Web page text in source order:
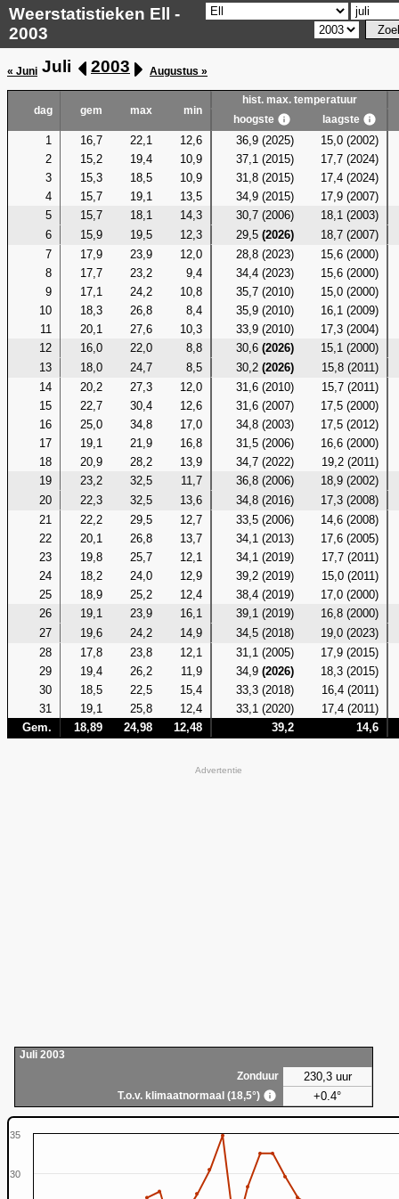
Weerstatistieken Ell -
2003
« Juni Juli 2003 Augustus »
dag gem max min
hist. max. temperatuur
hoogste
laagste
1 16,7 22,1 12,6 36,9 (2025)
15,0 (2002)
2
15,2 19,4 10,9 37,1 (2015)
17,7 (2024)
3
15,3 18,5 10,9 31,8 (2015)
17,4 (2024)
4
15,7 19,1 13,5 34,9 (2015)
17,9 (2007)
5
15,7 18,1 14,3 30,7 (2006)
18,1 (2003)
6
15,9 19,5 12,3 29,5(2026)
18,7 (2007)
7
17,9 23,9 12,0 28,8 (2023)
15,6 (2000)
8
17,7 23,2 9,4 34,4 (2023)
15,6 (2000)
9
17,1 24,2 10,8 35,7 (2010)
15,0 (2000)
10
18,3 26,8 8,4 35,9 (2010)
16,1 (2009)
11
20,1 27,6 10,3 33,9 (2010)
17,3 (2004)
12
16,0 22,0 8,8 30,6(2026)
15,1 (2000)
13
18,0 24,7 8,5 30,2(2026)
15,8 (2011)
14
20,2 27,3 12,0 31,6 (2010)
15,7 (2011)
15
22,7 30,4 12,6 31,6 (2007)
17,5 (2000)
16
25,0 34,8 17,0 34,8 (2003)
17,5 (2012)
17
19,1 21,9 16,8 31,5 (2006)
16,6 (2000)
18
20,9 28,2 13,9 34,7 (2022)
19,2 (2011)
19
23,2 32,5 11,7 36,8 (2006)
18,9 (2002)
20
22,3 32,5 13,6 34,8 (2016)
17,3 (2008)
21
22,2 29,5 12,7 33,5 (2006)
14,6 (2008)
22
20,1 26,8 13,7 34,1 (2013)
17,6 (2005)
23
19,8 25,7 12,1 34,1 (2019)
17,7 (2011)
24
18,2 24,0 12,9 39,2 (2019)
15,0 (2011)
25
18,9 25,2 12,4 38,4 (2019)
17,0 (2000)
26
19,1 23,9 16,1 39,1 (2019)
16,8 (2000)
27
19,6 24,2 14,9 34,5 (2018)
19,0 (2023)
28
17,8 23,8 12,1 31,1 (2005)
17,9 (2015)
29
19,4 26,2 11,9 34,9(2026)
18,3 (2015)
30
18,5 22,5 15,4 33,3 (2018)
16,4 (2011)
31
19,1 25,8 12,4 33,1 (2020)
17,4 (2011)
Gem.
18,89 24,98 12,48 39,2 14,6
Advertentie
Juli 2003
Zonduur
230,3 uur
T.o.v. klimaatnormaal (18,5°) +0.4°
30
35